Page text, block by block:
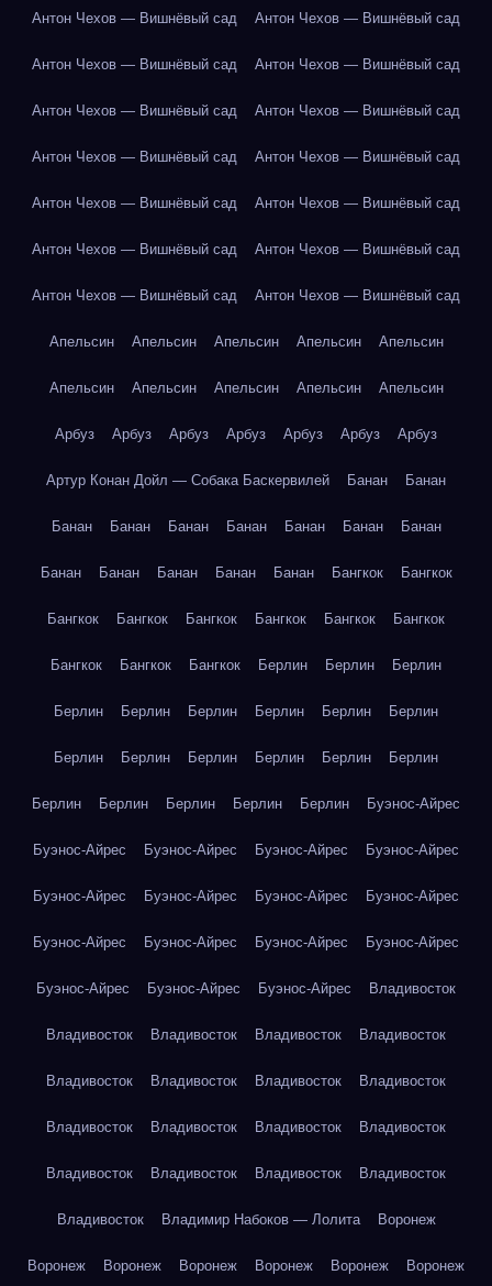
Антон Чехов — Вишнёвый сад Антон Чехов — Вишнёвый сад
Антон Чехов — Вишнёвый сад Антон Чехов — Вишнёвый сад
Антон Чехов — Вишнёвый сад Антон Чехов — Вишнёвый сад
Антон Чехов — Вишнёвый сад Антон Чехов — Вишнёвый сад
Антон Чехов — Вишнёвый сад Антон Чехов — Вишнёвый сад
Антон Чехов — Вишнёвый сад Антон Чехов — Вишнёвый сад
Антон Чехов — Вишнёвый сад Антон Чехов — Вишнёвый сад
Апельсин Апельсин Апельсин Апельсин Апельсин
Апельсин Апельсин Апельсин Апельсин Апельсин
Арбуз Арбуз Арбуз Арбуз Арбуз Арбуз Арбуз
Артур Конан Дойл — Собака Баскервилей Банан Банан
Банан Банан Банан Банан Банан Банан Банан
Банан Банан Банан Банан Банан Бангкок Бангкок
Бангкок Бангкок Бангкок Бангкок Бангкок Бангкок
Бангкок Бангкок Бангкок Берлин Берлин Берлин
Берлин Берлин Берлин Берлин Берлин Берлин
Берлин Берлин Берлин Берлин Берлин Берлин
Берлин Берлин Берлин Берлин Берлин Буэнос-Айрес
Буэнос-Айрес Буэнос-Айрес Буэнос-Айрес Буэнос-Айрес
Буэнос-Айрес Буэнос-Айрес Буэнос-Айрес Буэнос-Айрес
Буэнос-Айрес Буэнос-Айрес Буэнос-Айрес Буэнос-Айрес
Буэнос-Айрес Буэнос-Айрес Буэнос-Айрес Владивосток
Владивосток Владивосток Владивосток Владивосток
Владивосток Владивосток Владивосток Владивосток
Владивосток Владивосток Владивосток Владивосток
Владивосток Владивосток Владивосток Владивосток
Владивосток Владимир Набоков — Лолита Воронеж
Воронеж Воронеж Воронеж Воронеж Воронеж Воронеж